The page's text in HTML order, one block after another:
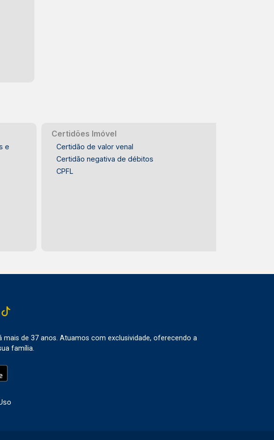
e
Certidões Imóvel
Certidão de valor venal
Certidão negativa de débitos
CPFL
de 37 anos. Atuamos com exclusividade, oferecendo a
família.